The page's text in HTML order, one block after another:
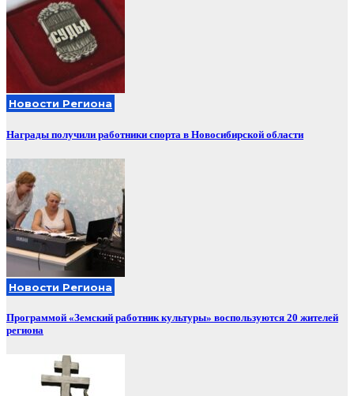
Новости Региона
Награды получили работники спорта в Новосибирской области
Новости Региона
Программой «Земский работник культуры» воспользуются 20 жителей
региона